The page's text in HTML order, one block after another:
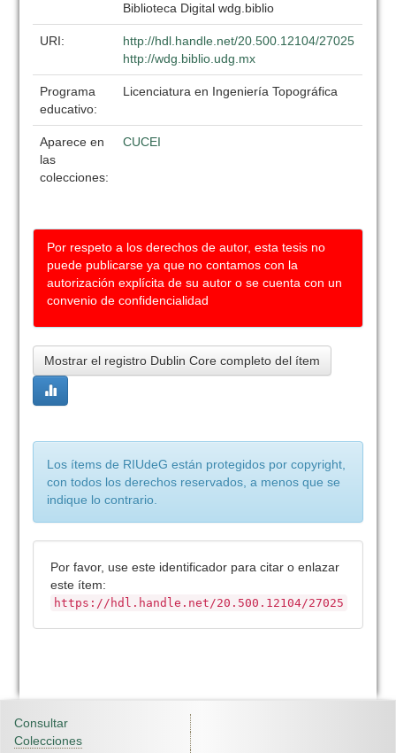
Biblioteca Digital wdg.biblio
URI:
http://hdl.handle.net/20.500.12104/27025
http://wdg.biblio.udg.mx
Programa
educativo:
Licenciatura en Ingeniería Topográfica
Aparece en
las
colecciones:
CUCEI
Por respeto a los derechos de autor, esta tesis no
puede publicarse ya que no contamos con la
autorización explícita de su autor o se cuenta con un
convenio de confidencialidad
Mostrar el registro Dublin Core completo del ítem
Los ítems de RIUdeG están protegidos por copyright,
con todos los derechos reservados, a menos que se
indique lo contrario.
Por favor, use este identificador para citar o enlazar
este ítem:
https://hdl.handle.net/20.500.12104/27025
Consultar
Colecciones